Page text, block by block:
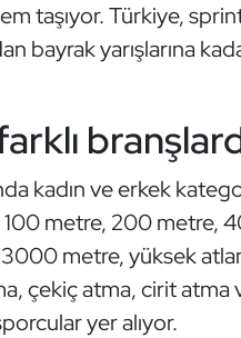
taşıyor. Türkiye,
bayrak yarışlarına
kadın ve erkek
metre, 200 metre,
metre, yüksek
çekiç atma, cirit atma
yer alıyor.